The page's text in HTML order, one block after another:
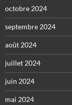
octobre 2024
septembre 2024
août 2024
juillet 2024
juin 2024
mai 2024